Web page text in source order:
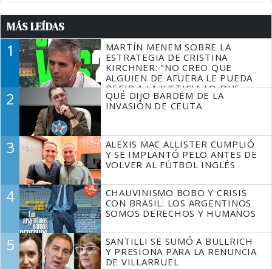
MÁS LEÍDAS
1
MARTÍN MENEM SOBRE LA
ESTRATEGIA DE CRISTINA
KIRCHNER: "NO CREO QUE
ALGUIEN DE AFUERA LE PUEDA
DECIR A LA JUSTICIA LO QUE
TIENE QUE HACER"
2
QUÉ DIJO BARDEM DE LA
INVASIÓN DE CEUTA
3
ALEXIS MAC ALLISTER CUMPLIÓ
Y SE IMPLANTÓ PELO ANTES DE
VOLVER AL FÚTBOL INGLÉS
4
CHAUVINISMO BOBO Y CRISIS
CON BRASIL: LOS ARGENTINOS
SOMOS DERECHOS Y HUMANOS
5
SANTILLI SE SUMÓ A BULLRICH
Y PRESIONA PARA LA RENUNCIA
DE VILLARRUEL